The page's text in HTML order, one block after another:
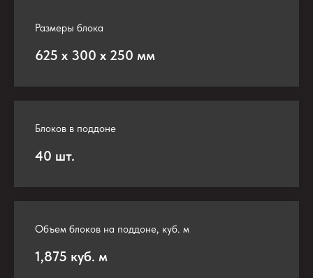
Размеры блока
625 х 300 х 250 мм
Блоков в поддоне
40 шт.
Объем блоков на поддоне, куб. м
1,875 куб. м